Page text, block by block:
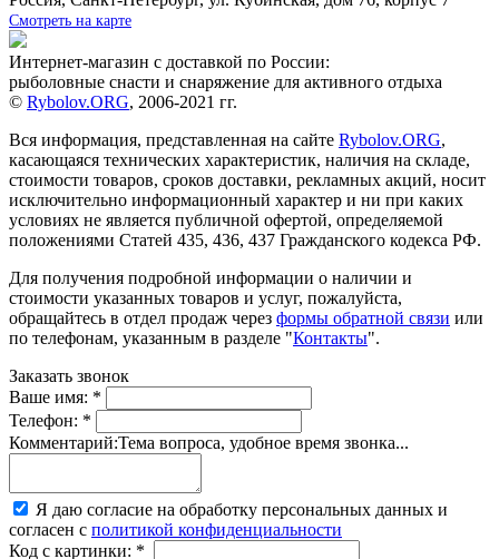
Смотреть на карте
Интернет-магазин с доставкой по России:
рыболовные снасти и снаряжение для активного отдыха
© Rybolov.ORG, 2006-2021 гг.
Вся информация, представленная на сайте Rybolov.ORG,
касающаяся технических характеристик, наличия на складе,
стоимости товаров, сроков доставки, рекламных акций, носит
исключительно информационный характер и ни при каких
условиях не является публичной офертой, определяемой
положениями Статей 435, 436, 437 Гражданского кодекса РФ.
Для получения подробной информации о наличии и
стоимости указанных товаров и услуг, пожалуйста,
обращайтесь в отдел продаж через формы обратной связи или
по телефонам, указанным в разделе "Контакты".
Заказать звонок
Ваше имя: *
Телефон: *
Комментарий:Тема вопроса, удобное время звонка...
Я даю согласие на обработку персональных данных и
согласен с политикой конфиденциальности
Код с картинки: *